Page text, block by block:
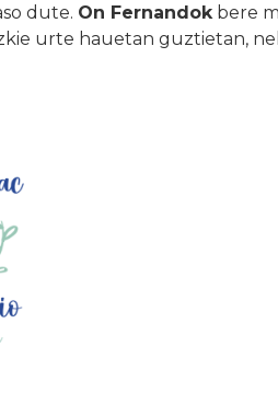
dute. On Fernandok bere
urte hauetan guztietan,